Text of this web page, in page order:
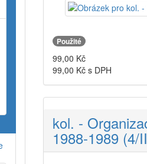
Použité
99,00 Kč
99,00 Kč s DPH
kol. -
1988-1989 (4/